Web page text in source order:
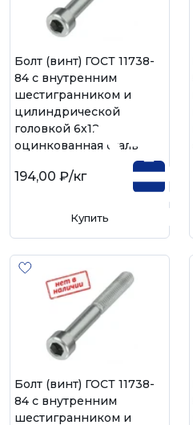
Болт (винт) ГОСТ 11738-
84 с внутренним
шестигранником и
цилиндрической
головкой 6х12,
оцинкованная сталь
194,00 ₽/кг
Купить
Болт (винт) ГОСТ 11738-
84 с внутренним
шестигранником и